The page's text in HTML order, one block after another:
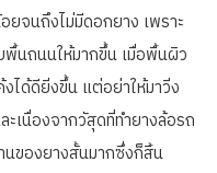
ยจนถึงไม่มีดอกยาง เพราะ
นถนนให้มากขึ้น เมื่อพื้นผิว
งได้ดียิ่งขึ้น แต่อย่าให้มาวิ่ง
เนื่องจากวัสุดที่ทำยางล้อรถ
นของยางสั้นมากซึ่งก็สิ้น